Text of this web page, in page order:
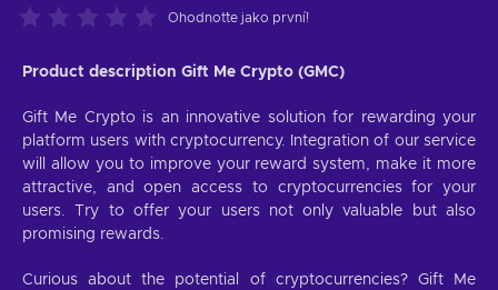
Ohodnoťte jako první!
Product description Gift Me Crypto (GMC)
Gift Me Crypto is an innovative solution for rewarding your
platform users with cryptocurrency. Integration of our service
will allow you to improve your reward system, make it more
attractive, and open access to cryptocurrencies for your
users. Try to offer your users not only valuable but also
promising rewards.
Curious about the potential of cryptocurrencies? Gift Me